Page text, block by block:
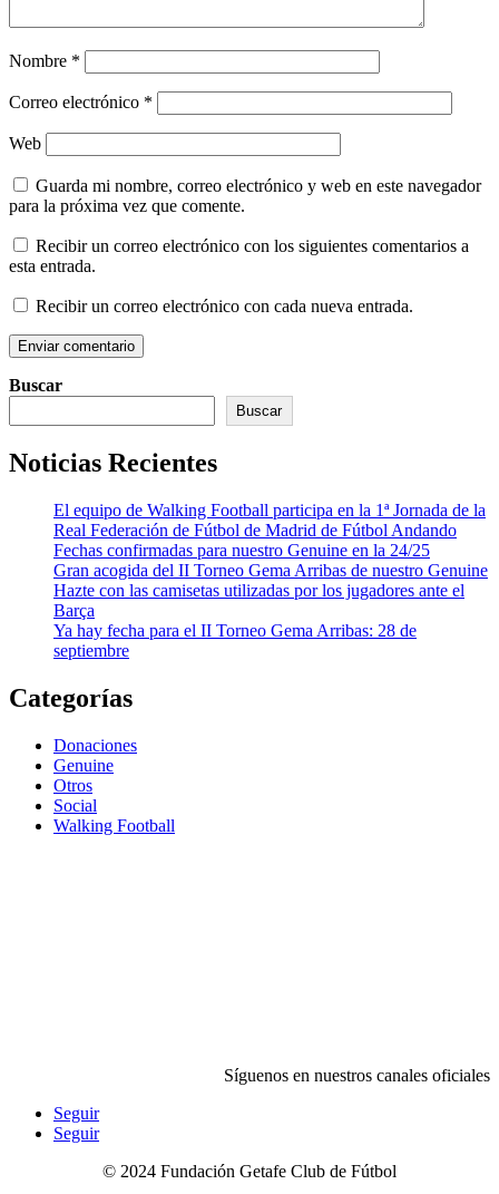
Nombre *
Correo electrónico *
Web
Guarda mi nombre, correo electrónico y web en este navegador
para la próxima vez que comente.
Recibir un correo electrónico con los siguientes comentarios a
esta entrada.
Recibir un correo electrónico con cada nueva entrada.
Buscar
Buscar
Noticias Recientes
El equipo de Walking Football participa en la 1ª Jornada de la
Real Federación de Fútbol de Madrid de Fútbol Andando
Fechas confirmadas para nuestro Genuine en la 24/25
Gran acogida del II Torneo Gema Arribas de nuestro Genuine
Hazte con las camisetas utilizadas por los jugadores ante el
Barça
Ya hay fecha para el II Torneo Gema Arribas: 28 de
septiembre
Categorías
Donaciones
Genuine
Otros
Social
Walking Football
Síguenos en nuestros canales oficiales
Seguir
Seguir
© 2024 Fundación Getafe Club de Fútbol